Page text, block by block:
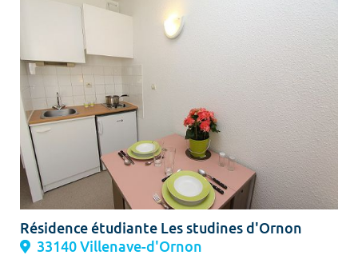
Résidence étudiante Les studines d'Ornon
33140 Villenave-d'Ornon